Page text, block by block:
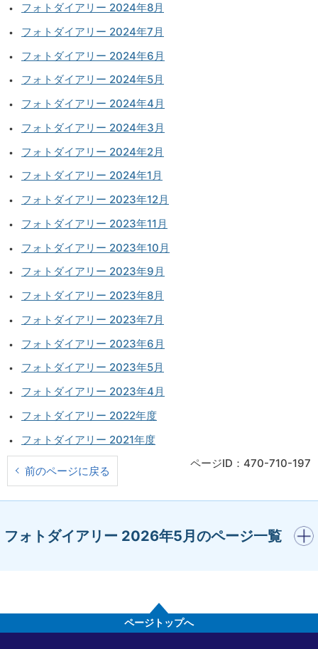
フォトダイアリー 2024年8月
フォトダイアリー 2024年7月
フォトダイアリー 2024年6月
フォトダイアリー 2024年5月
フォトダイアリー 2024年4月
フォトダイアリー 2024年3月
フォトダイアリー 2024年2月
フォトダイアリー 2024年1月
フォトダイアリー 2023年12月
フォトダイアリー 2023年11月
フォトダイアリー 2023年10月
フォトダイアリー 2023年9月
フォトダイアリー 2023年8月
フォトダイアリー 2023年7月
フォトダイアリー 2023年6月
フォトダイアリー 2023年5月
フォトダイアリー 2023年4月
フォトダイアリー 2022年度
フォトダイアリー 2021年度
前のページに戻る
ページID：470-710-197
フォトダイアリー 2026年5月のページ一覧
開く
ページトップへ